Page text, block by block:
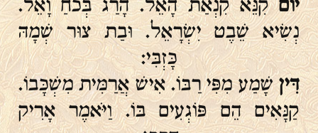
יוֹםקִנֵּא קִנְאַת הָאֵל. הָרַג בְּכֹחַ וָאֵל.
נְשִׂיא שֵׁבֶט יִשְׂרָאֵל. וּבַת צוּר שְׁמָהּ
כָּזְבִּי:
דִּיןשָׁמַע מִפִּי רַבּוֹ. אִישׁ אֲרַמִּית מִשְׁכָּבוֹ.
קַנָּאִים הֵם פּוֹגְעִים בּוֹ. וַיֹּאמֶר אָרִיק